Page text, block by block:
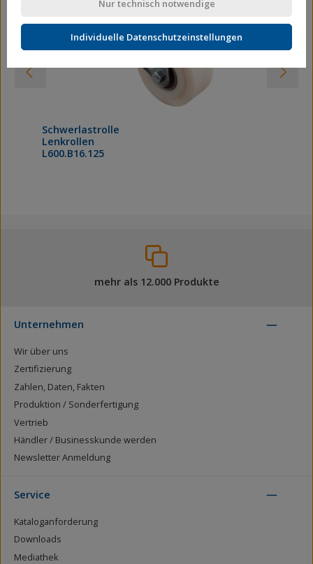
Schwerlastrolle
Lenkrollen
L600.B16.125
mehr als 12.000 Produkte
Unternehmen
Wir über uns
Zertifizierung
Zahlen, Daten, Fakten
Produktion / Sonderfertigung
Vertrieb
Händler / Businesskunde werden
Newsletter Anmeldung
Service
Kataloganforderung
Downloads
Mediathek
Nur technisch notwendige
Individuelle Datenschutzeinstellungen